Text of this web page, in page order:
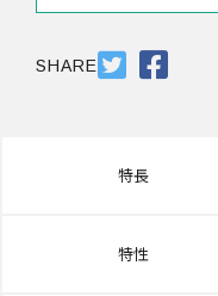
SHARE
特長
特性